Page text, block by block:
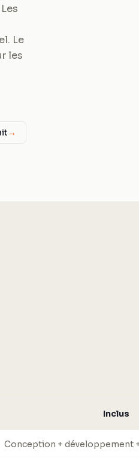
Le
les
→
Inclus
Conception + développement